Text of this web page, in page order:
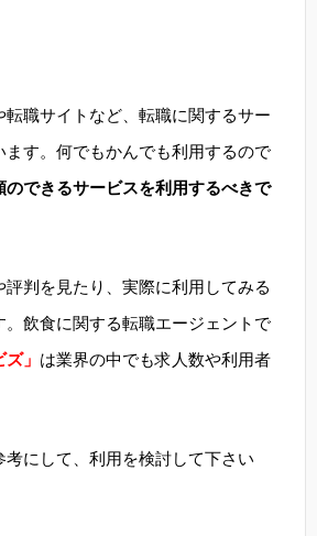
職サイトなど、転職に関するサー
ます。何でもかんでも利用するので
のできるサービスを利用するべきで
評判を見たり、実際に利用してみる
。飲食に関する転職エージェントで
」 は業界の中でも求人数や利用者
にして、利用を検討して下さい